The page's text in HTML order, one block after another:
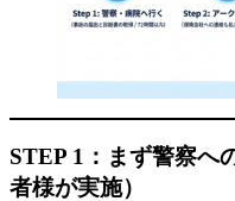
STEP 1：まず警察へ
者様が実施）